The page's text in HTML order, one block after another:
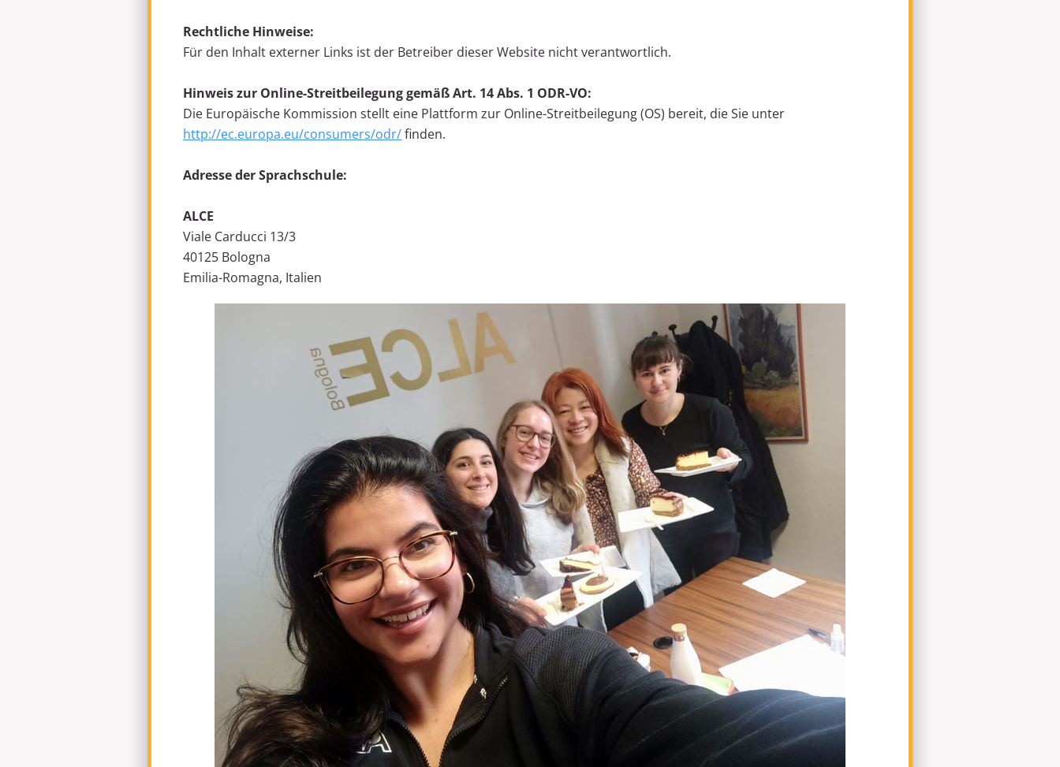
Rechtliche Hinweise:
Für den Inhalt externer Links ist der Betreiber dieser Website nicht verantwortlich.
Hinweis zur Online-Streitbeilegung gemäß Art. 14 Abs. 1 ODR-VO:
Die Europäische Kommission stellt eine Plattform zur Online-Streitbeilegung (OS) bereit, die Sie unter
http://ec.europa.eu/consumers/odr/finden.
Adresse der Sprachschule:
ALCE
Viale Carducci 13/3
40125 Bologna
Emilia-Romagna, Italien